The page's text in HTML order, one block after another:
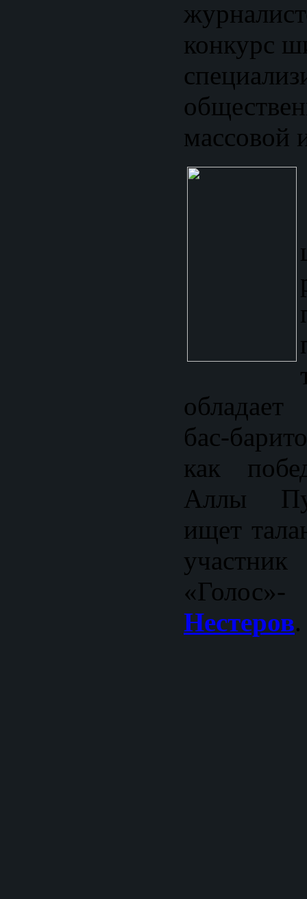
конкурс
массовой
бас-
как
Аллы
ищет
Нестеров.